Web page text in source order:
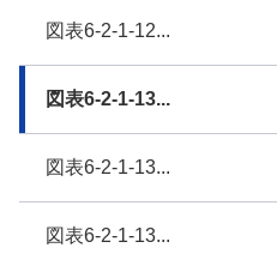
図表6-2-1-12...
図表6-2-1-13...
図表6-2-1-13...
図表6-2-1-13...